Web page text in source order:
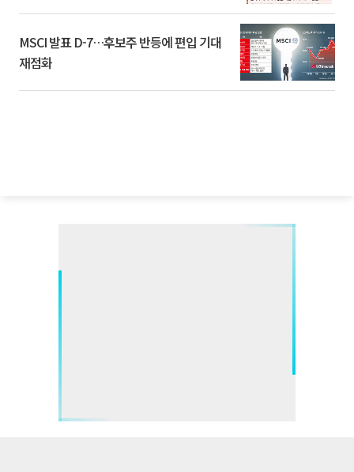
MSCI 발표 D-7…후보주 반등에 편입 기대
재점화